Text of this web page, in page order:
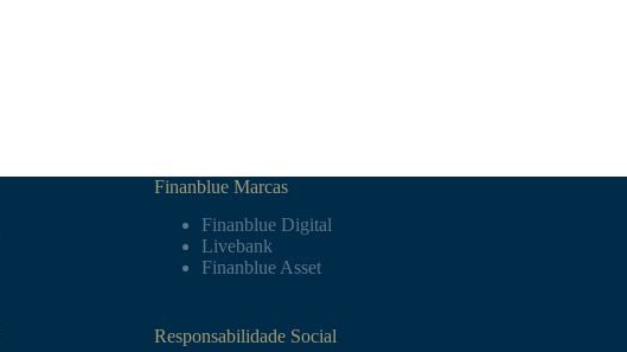
Finanblue Marcas
Finanblue Digital
Livebank
Finanblue Asset
Responsabilidade Social